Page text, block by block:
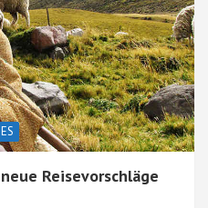
Reisevorschläge